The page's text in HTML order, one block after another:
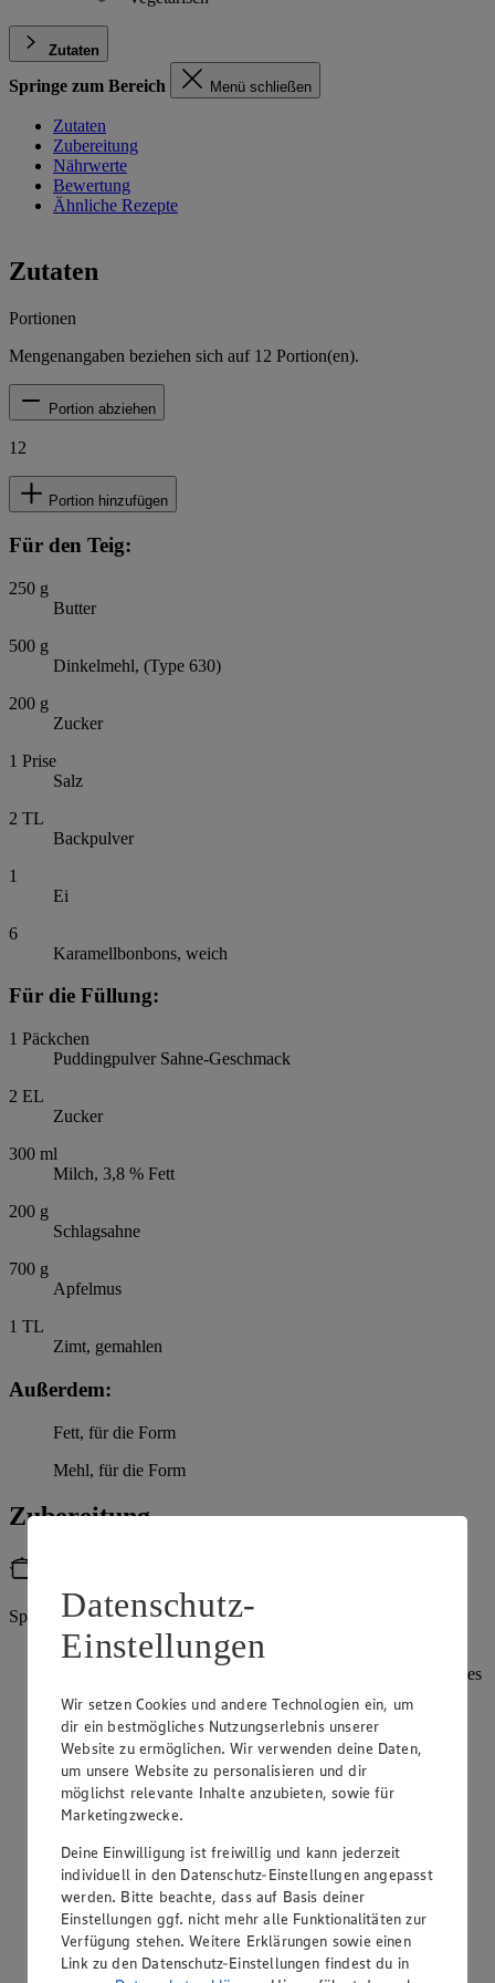
Zutaten
Springe zum Bereich Menü schließen
Zutaten
Zubereitung
Nährwerte
Bewertung
Ähnliche Rezepte
Zutaten
Portionen
Mengenangaben beziehen sich auf 12 Portion(en).
Portion abziehen
12
Portion hinzufügen
Für den Teig:
250 g
Butter
500 g
Dinkelmehl, (Type 630)
200 g
Zucker
1 Prise
Salz
2 TL
Backpulver
1
Ei
6
Karamellbonbons, weich
Für die Füllung:
1 Päckchen
Puddingpulver Sahne-Geschmack
2 EL
Zucker
300 ml
Milch, 3,8 % Fett
200 g
Schlagsahne
700 g
Apfelmus
1 TL
Zimt, gemahlen
Außerdem:
Fett, für die Form
Mehl, für die Form
Zubereitung
Springform (26 cm)
Für die Füllung Puddingpulver und Zucker in einer kleinen
Schüssel mischen. 6 EL Milch zum Pudding-Mix geben, alles
Herdplatte ziehen und den Pudding-Mix mit einem
Schneebesen einrühren. Nochmals aufkochen und ca. 1
Minute köcheln lassen, dabei gut umrühren.
Heißen Sahnepudding in einen tiefen Teller füllen,
Frischhaltefolie direkt auf die Puddingoberfläche legen und
In der Zwischenzeit die Springform einfetten und mit ein
wenig Mehl ausstäuben. Den Backofen auf 180 Grad
Ober-/Unterhitze vorheizen.
Für den Teig die Butter in einem Topf bei mittlerer bis
schwacher Hitze schmelzen, vom Herd nehmen und leicht
Datenschutz-
Einstellungen
Wir setzen Cookies und andere Technologien ein, um
dir ein bestmögliches Nutzungserlebnis unserer
Website zu ermöglichen. Wir verwenden deine Daten,
um unsere Website zu personalisieren und dir
möglichst relevante Inhalte anzubieten, sowie für
Marketingzwecke.
Deine Einwilligung ist freiwillig und kann jederzeit
individuell in den Datenschutz-Einstellungen angepasst
werden. Bitte beachte, dass auf Basis deiner
Einstellungen ggf. nicht mehr alle Funktionalitäten zur
Verfügung stehen. Weitere Erklärungen sowie einen
Link zu den Datenschutz-Einstellungen findest du in